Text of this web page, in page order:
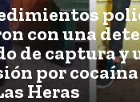
con una
de captura y
por
Heras